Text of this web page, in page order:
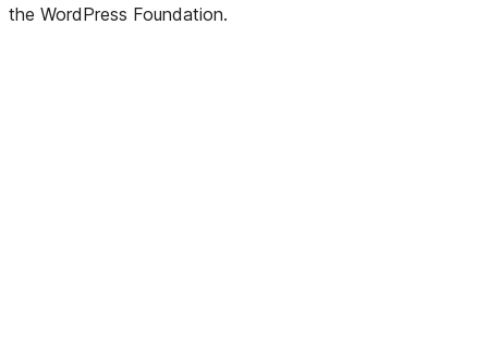
the WordPress Foundation.